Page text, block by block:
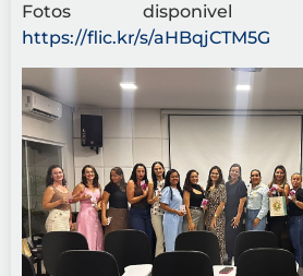
Fotos disponivel
https://flic.kr/s/aHBqjCTM5G